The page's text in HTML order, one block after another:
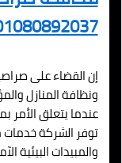
إن القضاء على
ونظافة المنازل
عندما يتعلق
توفر الشركة
والمبيدات البيئية